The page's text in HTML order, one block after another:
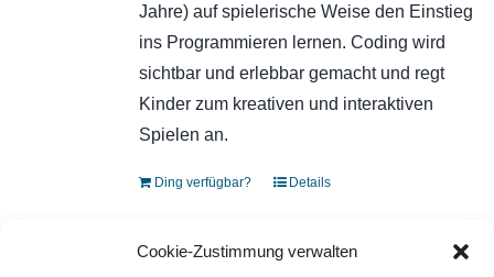
Cookie-Zustimmung verwalten
Jahre) auf spielerische Weise den Einstieg
ins Programmieren lernen. Coding wird
sichtbar und erlebbar gemacht und regt
Kinder zum kreativen und interaktiven
Spielen an.
Ding verfügbar? Details